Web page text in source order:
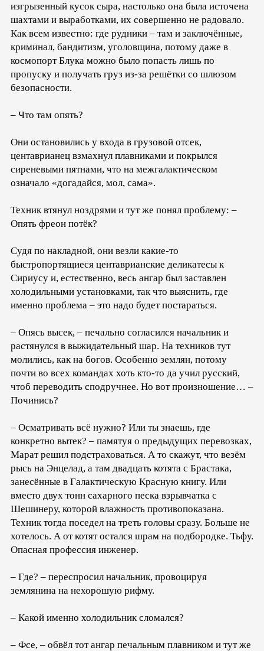
изгрызенный кусок сыра, настолько она была источена
шахтами и выработками, их совершенно не радовало.
Как всем известно: где рудники – там и заключённые,
криминал, бандитизм, уголовщина, потому даже в
космопорт Блука можно было попасть лишь по
пропуску и получать груз из-за решётки со шлюзом
безопасности.
– Что там опять?
Они остановились у входа в грузовой отсек,
центаврианец взмахнул плавниками и покрылся
сиреневыми пятнами, что на межгалактическом
означало «догадайся, мол, сама».
Техник втянул ноздрями и тут же понял проблему: –
Опять фреон потёк?
Судя по накладной, они везли какие-то
быстропортящиеся центаврианские деликатесы к
Сириусу и, естественно, весь ангар был заставлен
холодильными установками, так что выяснить, где
именно проблема – это надо будет постараться.
– Опясь высек, – печально согласился начальник и
растянулся в выжидательный шар. На техников тут
молились, как на богов. Особенно землян, потому
почти во всех командах хоть кто-то да учил русский,
чтоб переводить сподручнее. Но вот произношение… –
Починись?
– Осматривать всё нужно? Или ты знаешь, где
конкретно вытек? – памятуя о предыдущих перевозках,
Марат решил подстраховаться. А то скажут, что везём
рысь на Энцелад, а там двадцать котята с Брастака,
занесённые в Галактическую Красную книгу. Или
вместо двух тонн сахарного песка взрывчатка с
Шешинеру, которой влажность противопоказана.
Техник тогда поседел на треть головы сразу. Больше не
хотелось. А от котят остался шрам на подбородке. Тьфу.
Опасная профессия инженер.
– Где? – переспросил начальник, провоцируя
землянина на нехорошую рифму.
– Какой именно холодильник сломался?
– Фсе, – обвёл тот ангар печальным плавником и тут же